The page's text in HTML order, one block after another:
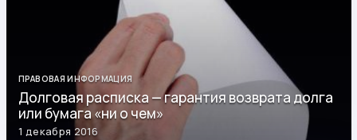
ПРАВОВАЯ ИНФОРМАЦИЯ
Долговая расписка — гарантия возврата долга
или бумага «ни о чем»
1 декабря 2016